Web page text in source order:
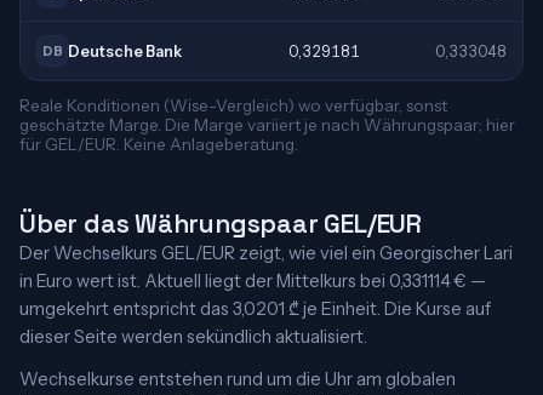
DB Deutsche Bank 0,329181 0,333048
Reale Konditionen (Wise-Vergleich) wo verfügbar, sonst
geschätzte Marge. Die Marge variiert je nach Währungspaar; hier
für GEL/EUR. Keine Anlageberatung.
Über das Währungspaar GEL/EUR
Der Wechselkurs GEL/EUR zeigt, wie viel ein Georgischer Lari
in Euro wert ist. Aktuell liegt der Mittelkurs bei 0,331114 € —
umgekehrt entspricht das 3,0201 ₾ je Einheit. Die Kurse auf
dieser Seite werden sekündlich aktualisiert.
Wechselkurse entstehen rund um die Uhr am globalen